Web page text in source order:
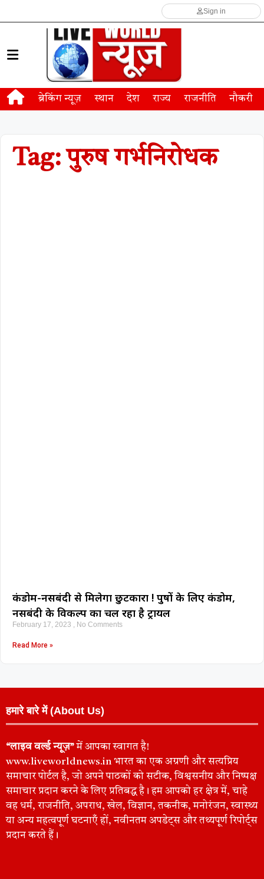
Sign in
ब्रेकिंग न्यूज़ स्थान देश राज्य राजनीति नौकरी
Tag: पुरुष गर्भनिरोधक
कंडोम-नसबंदी से मिलेगा छुटकारा ! पुरुषों के लिए कंडोम,
नसबंदी के विकल्प का चल रहा है ट्रायल
February 17, 2023 No Comments
Read More »
हमारे बारे में (About Us)
“लाइव वर्ल्ड न्यूज़”में आपका स्वागत है!
www.liveworldnews.in भारत का एक अग्रणी और सत्यप्रिय
समाचार पोर्टल है, जो अपने पाठकों को सटीक, विश्वसनीय और निष्पक्ष
समाचार प्रदान करने के लिए प्रतिबद्ध है। हम आपको हर क्षेत्र में, चाहे
वह धर्म, राजनीति, अपराध, खेल, विज्ञान, तकनीक, मनोरंजन, स्वास्थ्य
या अन्य महत्वपूर्ण घटनाएँ हों, नवीनतम अपडेट्स और तथ्यपूर्ण रिपोर्ट्स
प्रदान करते हैं।